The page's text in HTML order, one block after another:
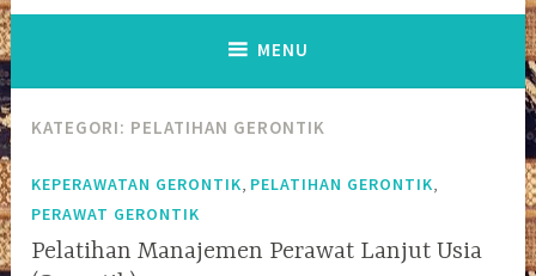
MENU
KATEGORI: PELATIHAN GERONTIK
KEPERAWATAN GERONTIK, PELATIHAN GERONTIK,
PERAWAT GERONTIK
Pelatihan Manajemen Perawat Lanjut Usia